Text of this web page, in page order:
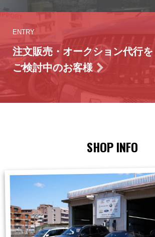
ENTRY
注文販売・オークション代行を
ご検討中のお客様
SHOP INFO